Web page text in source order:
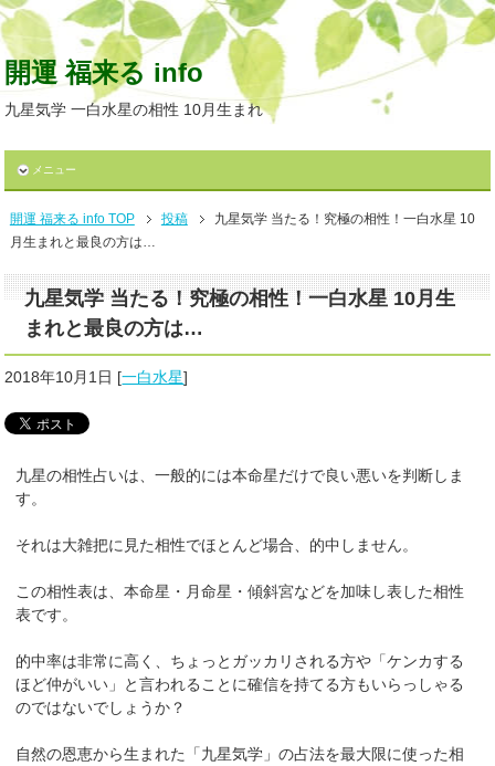
開運 福来る info
九星気学 一白水星の相性 10月生まれ
メニュー
開運 福来る info TOP 投稿
九星気学 当たる！究極の相性！一白水星 10
月生まれと最良の方は…
九星気学 当たる！究極の相性！一白水星 10月生
まれと最良の方は…
2018年10月1日 [一白水星]
九星の相性占いは、一般的には本命星だけで良い悪いを判断しま
す。
それは大雑把に見た相性でほとんど場合、的中しません。
この相性表は、本命星・月命星・傾斜宮などを加味し表した相性
表です。
的中率は非常に高く、ちょっとガッカリされる方や「ケンカする
ほど仲がいい」と言われることに確信を持てる方もいらっしゃる
のではないでしょうか？
自然の恩恵から生まれた「九星気学」の占法を最大限に使った相